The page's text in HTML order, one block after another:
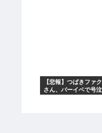
【悲報】つばきファ
さん、バーイベで号